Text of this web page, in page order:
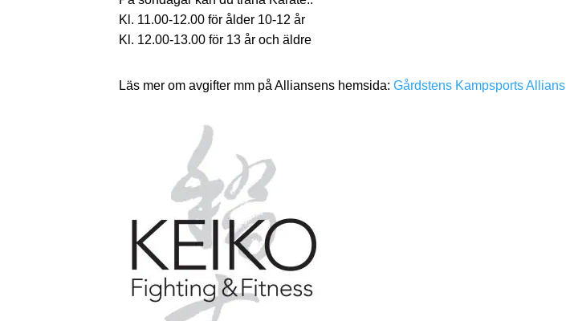
Kl. 11.00-12.00 för ålder 10-12 år
Kl. 12.00-13.00 för 13 år och äldre
Läs mer om avgifter mm på Alliansens hemsida: Gårdstens Kampsports Allians